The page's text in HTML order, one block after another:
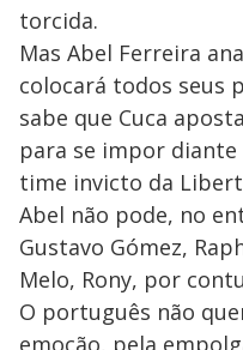
torcida.
Mas Abel Ferreira
colocará todos seus
sabe que Cuca
para se impor
time invicto da
Abel não pode, no
Gustavo Gómez,
Melo, Rony, por
O português não